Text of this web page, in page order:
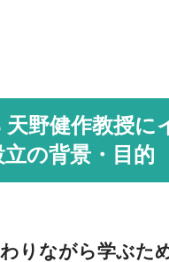
天野健作教授
の背景・目的
りながら学ぶた